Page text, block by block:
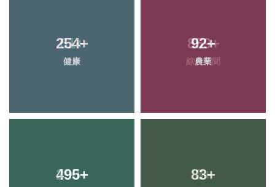
254+
健康
92+
農業
495+ 83+